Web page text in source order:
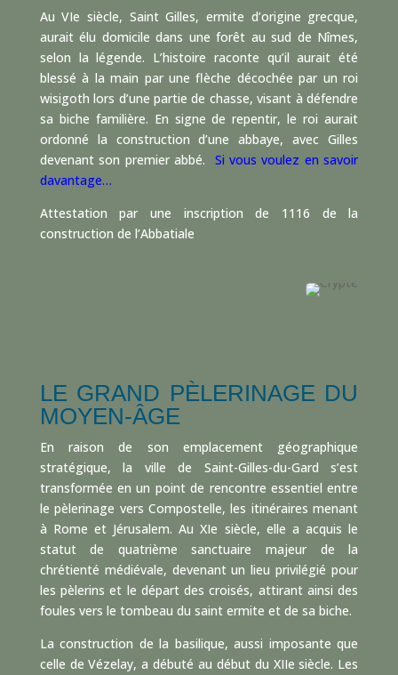
Au VIe siècle, Saint Gilles, ermite d’origine grecque,
aurait élu domicile dans une forêt au sud de Nîmes,
selon la légende. L’histoire raconte qu’il aurait été
blessé à la main par une flèche décochée par un roi
wisigoth lors d’une partie de chasse, visant à défendre
sa biche familière. En signe de repentir, le roi aurait
ordonné la construction d’une abbaye, avec Gilles
devenant son premier abbé.
Si vous voulez en savoir
davantage…
Attestation par une inscription de 1116 de la
construction de l’Abbatiale
LE GRAND PÈLERINAGE DU
MOYEN-ÂGE
En raison de son emplacement géographique
stratégique, la ville de Saint-Gilles-du-Gard s’est
transformée en un point de rencontre essentiel entre
le pèlerinage vers Compostelle, les itinéraires menant
à Rome et Jérusalem. Au XIe siècle, elle a acquis le
statut de quatrième sanctuaire majeur de la
chrétienté médiévale, devenant un lieu privilégié pour
les pèlerins et le départ des croisés, attirant ainsi des
foules vers le tombeau du saint ermite et de sa biche.
La construction de la basilique, aussi imposante que
celle de Vézelay, a débuté au début du XIIe siècle. Les